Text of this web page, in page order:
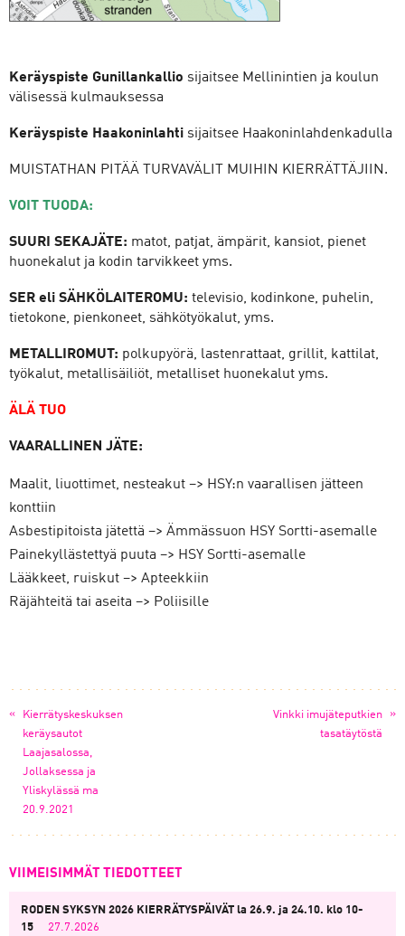
Keräyspiste Gunillankallio sijaitsee Mellinintien ja koulun
välisessä kulmauksessa
Keräyspiste Haakoninlahti sijaitsee Haakoninlahdenkadulla
MUISTATHAN PITÄÄ TURVAVÄLIT MUIHIN KIERRÄTTÄJIIN.
VOIT TUODA:
SUURI SEKAJÄTE: matot, patjat, ämpärit, kansiot, pienet
huonekalut ja kodin tarvikkeet yms.
SER eli SÄHKÖLAITEROMU: televisio, kodinkone, puhelin,
tietokone, pienkoneet, sähkötyökalut, yms.
METALLIROMUT: polkupyörä, lastenrattaat, grillit, kattilat,
työkalut, metallisäiliöt, metalliset huonekalut yms.
ÄLÄ TUO
VAARALLINEN JÄTE:
Maalit, liuottimet, nesteakut –> HSY:n vaarallisen jätteen
konttiin
Asbestipitoista jätettä –> Ämmässuon HSY Sortti-asemalle
Painekyllästettyä puuta –> HSY Sortti-asemalle
Lääkkeet, ruiskut –> Apteekkiin
Räjähteitä tai aseita –> Poliisille
«
Kierrätyskeskuksen
keräysautot
Laajasalossa,
Jollaksessa ja
Yliskylässä ma
20.9.2021
Vinkki imujäteputkien
tasatäytöstä
»
VIIMEISIMMÄT TIEDOTTEET
RODEN SYKSYN 2026 KIERRÄTYSPÄIVÄT la 26.9. ja 24.10. klo 10-
15
27.7.2026